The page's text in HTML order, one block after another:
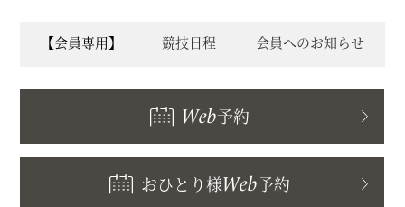
【会員専用】 競技日程 会員へのお知らせ
Web予約
おひとり様Web予約